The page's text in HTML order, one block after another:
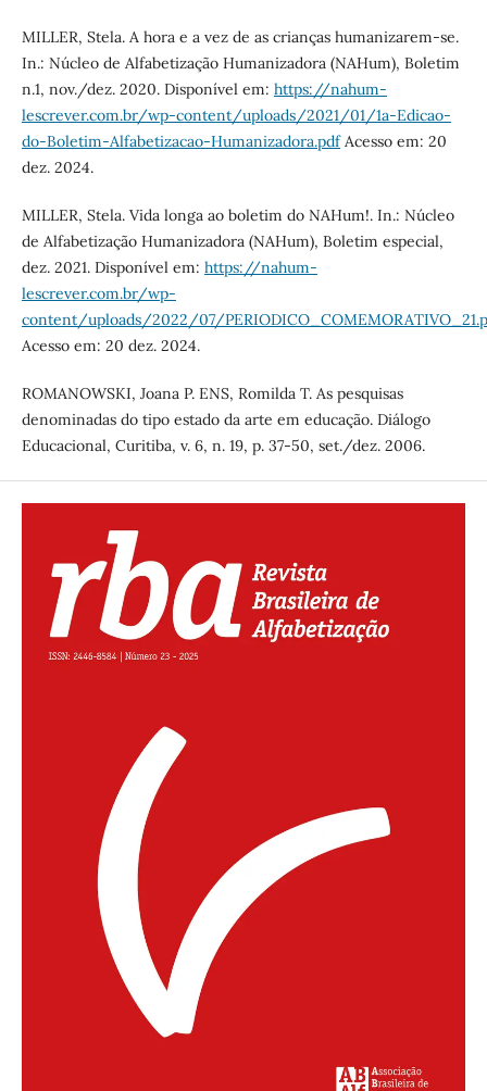
MILLER, Stela. A hora e a vez de as crianças humanizarem-se.
In.: Núcleo de Alfabetização Humanizadora (NAHum), Boletim
n.1, nov./dez. 2020. Disponível em: https://nahum-
lescrever.com.br/wp-content/uploads/2021/01/1a-Edicao-
do-Boletim-Alfabetizacao-Humanizadora.pdfAcesso em: 20
dez. 2024.
MILLER, Stela. Vida longa ao boletim do NAHum!. In.: Núcleo
de Alfabetização Humanizadora (NAHum), Boletim especial,
dez. 2021. Disponível em: https://nahum-
lescrever.com.br/wp-
content/uploads/2022/07/
Acesso em: 20 dez. 2024.
ROMANOWSKI, Joana P. ENS, Romilda T. As pesquisas
denominadas do tipo estado da arte em educação. Diálogo
Educacional, Curitiba, v. 6, n. 19, p. 37-50, set./dez. 2006.